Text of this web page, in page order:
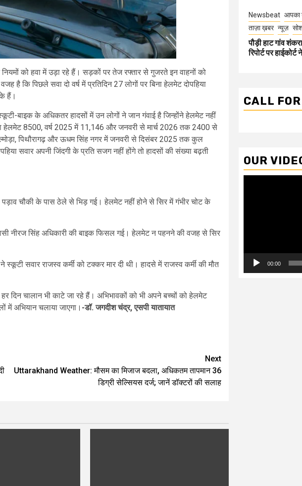
को हवा में उड़ा रहे हैं। सड़कों पर तेज रफ्तार से गुजरते इन वाहनों को
कि पिछले सवा दो वर्ष में प्रतिदिन 27 लोगों पर बिना हेलमेट दोपहिया
हैं।
बाइक के अधिकतर हादसों में उन लोगों ने जान गंवाई है जिन्होंने हेलमेट नहीं
हेलमेट 8500, वर्ष 2025 में 11,146 और जनवरी से मार्च 2026 तक 2400 से
पिथौरागढ़ और ऊधम सिंह नगर में जनवरी से दिसंबर 2025 तक कुल
सवार अपनी जिंदगी के प्रति सजग नहीं होंगे तो हादसों की संख्या बढ़ती
पड़ाव चौकी के पास ठेले से भिड़ गई। हेलमेट नहीं होने से सिर में गंभीर चोट के
नीरज सिंह अधिकारी की बाइक फिसल गई। हेलमेट न पहनने की वजह से सिर
सवार राजस्व कर्मी को टक्कर मार दी थी। हादसे में राजस्व कर्मी की मौत
दिन चालान भी काटे जा रहे हैं। अभिभावकों को भी अपने बच्चों को हेलमेट
अभियान चलाया जाएगा। -डॉ. जगदीश चंद्र, एसपी यातायात
Next
Uttarakhand Weather: मौसम का मिजाज बदला, अधिकतम तापमान 36
डिग्री सेल्सियस दर्ज; जानें डॉक्टरों की सलाह
Newsbeat आपका
ताज़ा ख़बर न्यूज़
पौड़ी हाट गांव
रिपोर्ट पर
CALL
OUR
00:00